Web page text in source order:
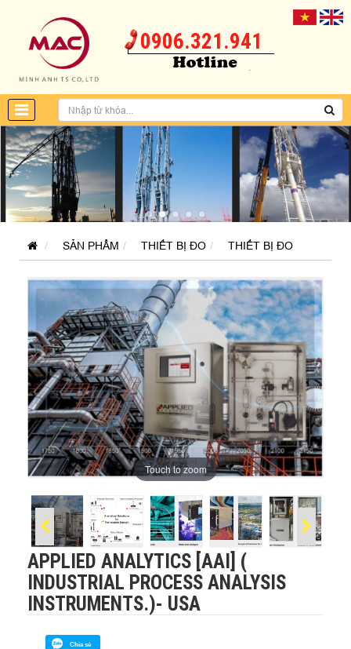
0906.321.941
SẢN PHẨM THIẾT BỊ ĐO THIẾT BỊ ĐO
Touch to zoom
APPLIED ANALYTICS [AAI] (
INDUSTRIAL PROCESS ANALYSIS
INSTRUMENTS.)- USA
Chia sẻ